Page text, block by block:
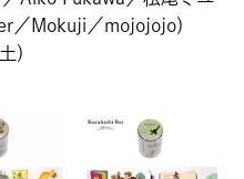
／Mokuji／mojojojo）
）